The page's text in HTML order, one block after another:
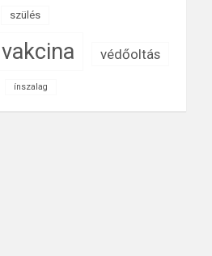
szülés
vakcina védőoltás
ínszalag